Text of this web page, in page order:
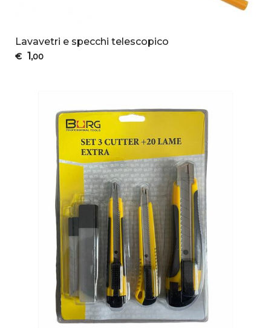
Lavavetri e specchi telescopico
€ 1 ,00